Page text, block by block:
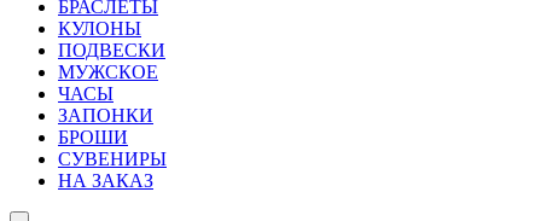
БРАСЛЕТЫ
КУЛОНЫ
ПОДВЕСКИ
МУЖСКОЕ
ЧАСЫ
ЗАПОНКИ
БРОШИ
СУВЕНИРЫ
НА ЗАКАЗ